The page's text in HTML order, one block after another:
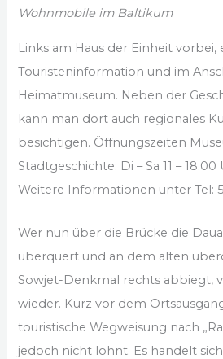
Wohnmobile im Baltikum
Links am Haus der Einheit vorbei,
Touristeninformation und im
Heimatmuseum. Neben der
kann man dort auch regionales
besichtigen. Öffnungszeiten
Stadtgeschichte: Di – Sa 11 – 18.00
Weitere Informationen unter Tel:
Wer nun über die Brücke die
überquert und an dem alten
Sowjet-Denkmal rechts abbiegt,
wieder. Kurz vor dem
touristische Wegweisung nach
jedoch nicht lohnt. Es handelt